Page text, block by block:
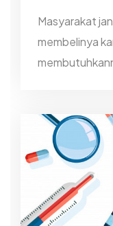
Masyarakat
membelinya